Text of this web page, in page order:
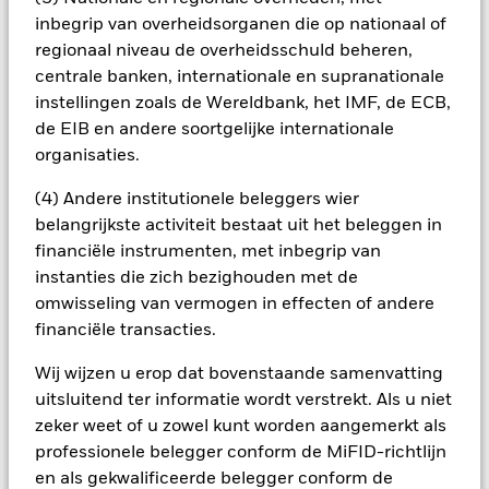
inbegrip van overheidsorganen die op nationaal of
regionaal niveau de overheidsschuld beheren,
centrale banken, internationale en supranationale
instellingen zoals de Wereldbank, het IMF, de ECB,
de EIB en andere soortgelijke internationale
organisaties.
(4) Andere institutionele beleggers wier
belangrijkste activiteit bestaat uit het beleggen in
financiële instrumenten, met inbegrip van
instanties die zich bezighouden met de
omwisseling van vermogen in effecten of andere
financiële transacties.
Wij wijzen u erop dat bovenstaande samenvatting
uitsluitend ter informatie wordt verstrekt. Als u niet
zeker weet of u zowel kunt worden aangemerkt als
professionele belegger conform de MiFID-richtlijn
en als gekwalificeerde belegger conform de
potentieel besmettingsrisico (ook bekend als spill-over) voor
andere aandelenklassen in het fonds betekenen. De
beheermaatschappij van het fonds waarborgt dat er
geschikte procedures worden gebruikt om het
besmettingsrisico voor andere aandelenklassen te
minimaliseren. Via het uitklapvakje direct onder de naam van
het fonds, kunt u een lijst van alle aandelenklassen in het
aangegeven door het woord 'Hedged' in de naam van de
aandelenklasse. Daarnaast is een volledige lijst van alle
aandelenklassen met valutahedging op aanvraag
verkrijgbaar bij de beheermaatschappij van het fonds.
In de mate waarin het Fonds effecten uitleent om zijn kosten
te reduceren, ontvangt het Fonds 62,5% van de hiermee
goede aan BlackRock als effectenuitleenagent. Aangezien de
verdeling van opbrengsten uit effectenleningen de
exploitatiekosten van het Fonds niet verhoogt, is deze niet in
de lopende kosten opgenomen.